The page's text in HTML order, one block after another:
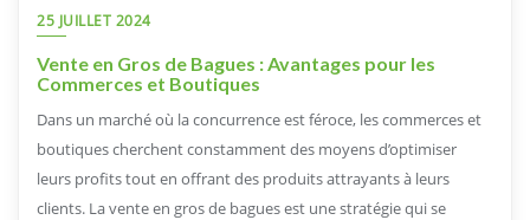
25 JUILLET 2024
Vente en Gros de Bagues : Avantages pour les
Commerces et Boutiques
Dans un marché où la concurrence est féroce, les commerces et
boutiques cherchent constamment des moyens d’optimiser
leurs profits tout en offrant des produits attrayants à leurs
clients. La vente en gros de bagues est une stratégie qui se